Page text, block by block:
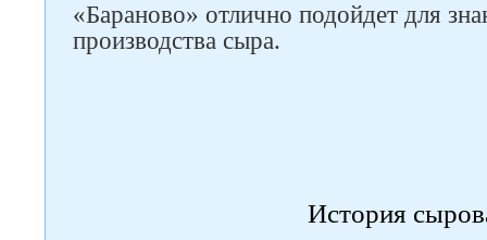
«Бараново» отлично подойдет для
производства сыра.
История